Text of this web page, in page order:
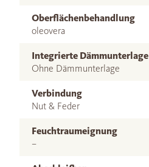
Oberflächenbehandlung
oleovera
Integrierte Dämmunterlage
Ohne Dämmunterlage
Verbindung
Nut & Feder
Feuchtraumeignung
–